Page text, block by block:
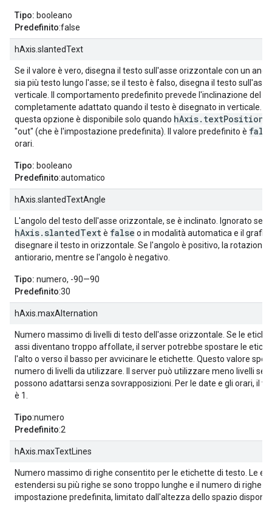
Tipo: booleano
Predefinito:false
hAxis.slantedText
Se il valore è vero, disegna il testo sull'asse orizzontale con un
sia più testo lungo l'asse; se il testo è falso, disegna il testo
verticale. Il comportamento predefinito prevede l'inclinazione del
completamente adattato quando il testo è disegnato in verticale.
questa opzione è disponibile solo quando hAxis.textPosition
"out" (che è l'impostazione predefinita). Il valore predefinito è
orari.
Tipo: booleano
Predefinito:automatico
hAxis.slantedTextAngle
L'angolo del testo dell'asse orizzontale, se è inclinato. Ignorato se
hAxis.slantedTextè false o in modalità automatica e il
disegnare il testo in orizzontale. Se l'angolo è positivo, la rotazione
antiorario, mentre se l'angolo è negativo.
Tipo: numero, -90—90
Predefinito:30
hAxis.maxAlternation
Numero massimo di livelli di testo dell'asse orizzontale. Se le
assi diventano troppo affollate, il server potrebbe spostare le
l'alto o verso il basso per avvicinare le etichette. Questo valore
numero di livelli da utilizzare. Il server può utilizzare meno livelli se
possono adattarsi senza sovrapposizioni. Per le date e gli orari, il
è 1.
Tipo:numero
Predefinito:2
hAxis.maxTextLines
Numero massimo di righe consentito per le etichette di testo. Le
estendersi su più righe se sono troppo lunghe e il numero di righe è,
impostazione predefinita, limitato dall'altezza dello spazio